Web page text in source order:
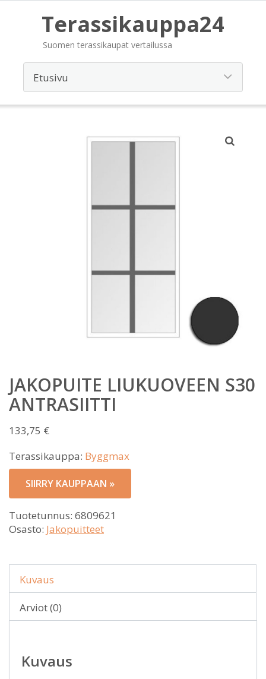
Terassikauppa24
Suomen terassikaupat vertailussa
JAKOPUITE LIUKUOVEEN S30
ANTRASIITTI
133,75 €
Terassikauppa: Byggmax
SIIRRY KAUPPAAN »
Tuotetunnus: 6809621
Osasto: Jakopuitteet
Kuvaus
Arviot (0)
Kuvaus